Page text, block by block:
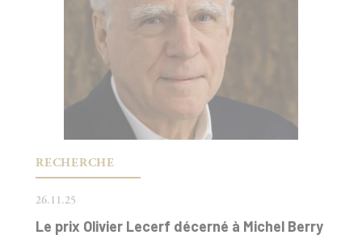
RECHERCHE
26.11.25
Le prix Olivier Lecerf décerné à Michel Berry